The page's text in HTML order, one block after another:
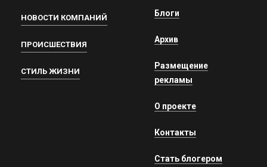
НОВОСТИ КОМПАНИЙ
ПРОИСШЕСТВИЯ
СТИЛЬ ЖИЗНИ
Блоги
Архив
Размещение
рекламы
О проекте
Контакты
Стать блогером